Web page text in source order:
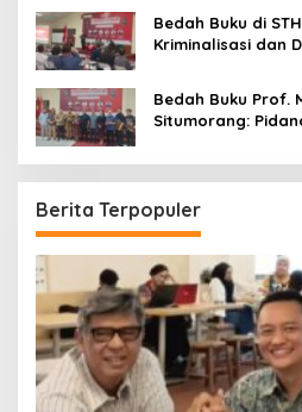
Bedah Buku di
Kriminalisasi dan
Bedah Buku Prof.
Situmorang:
Berita Terpopuler